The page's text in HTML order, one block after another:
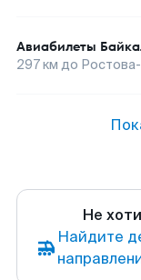
Авиабилеты
297км до
Не
Найдите